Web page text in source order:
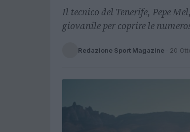
Il tecnico del Tenerife, Pepe
giovanile per coprire le
Redazione Sport Magazine · 20